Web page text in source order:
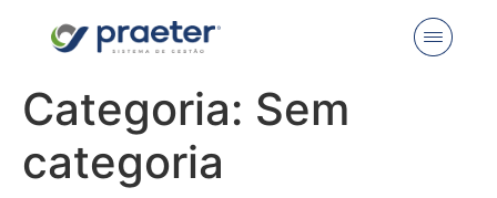
Categoria: Sem
categoria